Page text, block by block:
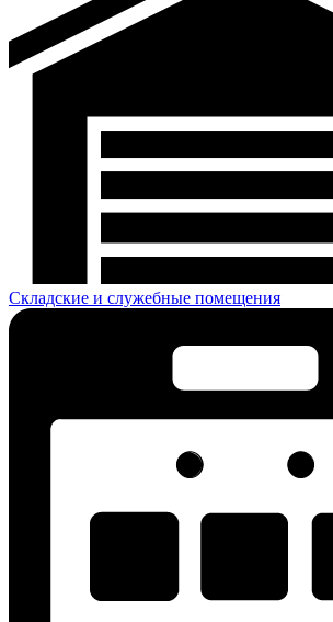
Складские и служебные помещения